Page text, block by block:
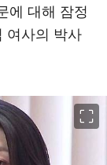
에 대해 잠정
여사의 박사